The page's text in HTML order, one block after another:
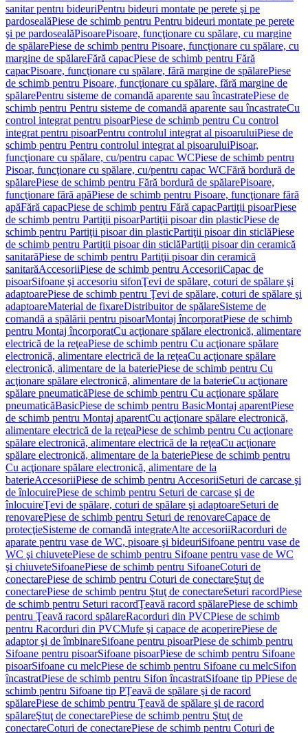
sanitar pentru bideuriPentru bideuri montate pe perete şi pe
pardosealăPiese de schimb pentru Pentru bideuri montate pe perete
şi pe pardosealăPisoarePisoare, funcţionare cu spălare, cu margine
de spălarePiese de schimb pentru Pisoare, funcţionare cu spălare, cu
margine de spălareFără capacPiese de schimb pentru Fără
capacPisoare, funcţionare cu spălare, fără margine de spălarePiese
de schimb pentru Pisoare, funcţionare cu spălare, fără margine de
spălarePentru sisteme de comandă aparente sau încastratePiese de
schimb pentru Pentru sisteme de comandă aparente sau încastrateCu
control integrat pentru pisoarPiese de schimb pentru Cu control
integrat pentru pisoarPentru controlul integrat al pisoaruluiPiese de
schimb pentru Pentru controlul integrat al pisoaruluiPisoar,
funcţionare cu spălare, cu/pentru capac WCPiese de schimb pentru
Pisoar, funcţionare cu spălare, cu/pentru capac WCFără bordură de
spălarePiese de schimb pentru Fără bordură de spălarePisoare,
funcţionare fără apăPiese de schimb pentru Pisoare, funcţionare fără
apăFără capacPiese de schimb pentru Fără capacPartiţii pisoarPiese
de schimb pentru Partiţii pisoarPartiţii pisoar din plasticPiese de
schimb pentru Partiţii pisoar din plasticPartiţii pisoar din sticlăPiese
de schimb pentru Partiţii pisoar din sticlăPartiţii pisoar din ceramică
sanitarăPiese de schimb pentru Partiţii pisoar din ceramică
sanitarăAccesoriiPiese de schimb pentru AccesoriiCapac de
pisoarSifoane şi accesoriu sifonŢevi de spălare, coturi de spălare şi
adaptoarePiese de schimb pentru Ţevi de spălare, coturi de spălare şi
adaptoareMaterial de fixareDistribuitor de spălareSisteme de
comandă a spălării pentru pisoarMontaj încorporatPiese de schimb
pentru Montaj încorporatCu acţionare spălare electronică, alimentare
electrică de la reţeaPiese de schimb pentru Cu acţionare spălare
electronică, alimentare electrică de la reţeaCu acţionare spălare
electronică, alimentare de la bateriePiese de schimb pentru Cu
acţionare spălare electronică, alimentare de la baterieCu acţionare
spălare pneumaticăPiese de schimb pentru Cu acţionare spălare
pneumaticăBasicPiese de schimb pentru BasicMontaj aparentPiese
de schimb pentru Montaj aparentCu acţionare spălare electronică,
alimentare electrică de la reţeaPiese de schimb pentru Cu acţionare
spălare electronică, alimentare electrică de la reţeaCu acţionare
spălare electronică, alimentare de la bateriePiese de schimb pentru
Cu acţionare spălare electronică, alimentare de la
baterieAccesoriiPiese de schimb pentru AccesoriiSeturi de carcase şi
de înlocuirePiese de schimb pentru Seturi de carcase şi de
înlocuireŢevi de spălare, coturi de spălare şi adaptoareSeturi de
renovarePiese de schimb pentru Seturi de renovareCapace de
protecţieSisteme de comandă integrateAlte accesoriiRacorduri de
aparate pentru vase de WC, pisoare şi bideuriSifoane pentru vase de
WC şi chiuvetePiese de schimb pentru Sifoane pentru vase de WC
şi chiuveteSifoanePiese de schimb pentru SifoaneCoturi de
conectarePiese de schimb pentru Coturi de conectareŞtuţ de
conectarePiese de schimb pentru Ştuţ de conectareSeturi racordPiese
de schimb pentru Seturi racordŢeavă racord spălarePiese de schimb
pentru Ţeavă racord spălareRacorduri din PVCPiese de schimb
pentru Racorduri din PVCMufe şi capace de acoperirePiese de
adaptor şi de îmbinareSifoane pentru pisoarPiese de schimb pentru
Sifoane pentru pisoarSifoane pisoarPiese de schimb pentru Sifoane
pisoarSifoane cu melcPiese de schimb pentru Sifoane cu melcSifon
încastratPiese de schimb pentru Sifon încastratSifoane tip PPiese de
schimb pentru Sifoane tip PŢeavă de spălare şi de racord
spălarePiese de schimb pentru Ţeavă de spălare şi de racord
spălareŞtuţ de conectarePiese de schimb pentru Ştuţ de
conectareCoturi de conectarePiese de schimb pentru Coturi de